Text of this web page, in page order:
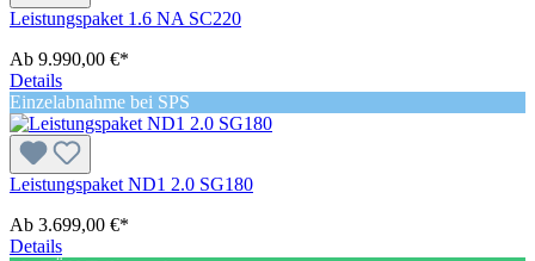
Leistungspaket 1.6 NA SC220
Ab 9.990,00 €*
Details
Einzelabnahme bei SPS
Leistungspaket ND1 2.0 SG180
Ab 3.699,00 €*
Details